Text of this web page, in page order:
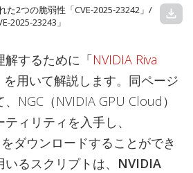
た2つの脆弱性「CVE-2025-23242」/
2025-23243」
download
解するために「NVIDIA Riva
を用いて解説します。同ページ
NGC（NVIDIA GPU Cloud）
ィリティを入手し、
ダウンロードすることができ
るスクリプトは、 NVIDIA